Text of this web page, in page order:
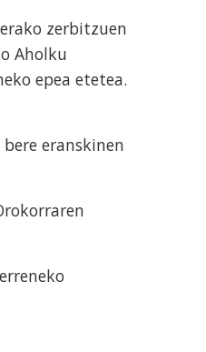
zerbitzuen
Aholku
epea etetea.
eranskinen